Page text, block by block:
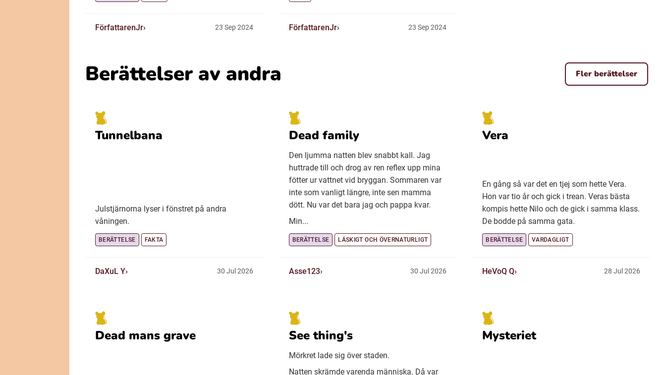
FörfattarenJr 23 Sep 2024 FörfattarenJr 23 Sep 2024
Berättelser av andra Fler berättelser
Tunnelbana
Julstjärnorna lyser i fönstret på andra
våningen.
BERÄTTELSE FAKTA
DaXuL Y 30 Jul 2026
Dead family
Den ljumma natten blev snabbt kall. Jag
huttrade till och drog av ren reflex upp mina
fötter ur vattnet vid bryggan. Sommaren var
inte som vanligt längre, inte sen mamma
dött. Nu var det bara jag och pappa kvar.
Min...
BERÄTTELSE LÄSKIGT OCH ÖVERNATURLIGT
Asse123 30 Jul 2026
Vera
En gång så var det en tjej som hette Vera.
Hon var tio år och gick i trean. Veras bästa
kompis hette Nilo och de gick i samma klass.
De bodde på samma gata.
BERÄTTELSE VARDAGLIGT
HeVoQ Q 28 Jul 2026
Dead mans grave See thing's
Mörkret lade sig över staden.
Natten skrämde varenda människa. Då var
Mysteriet